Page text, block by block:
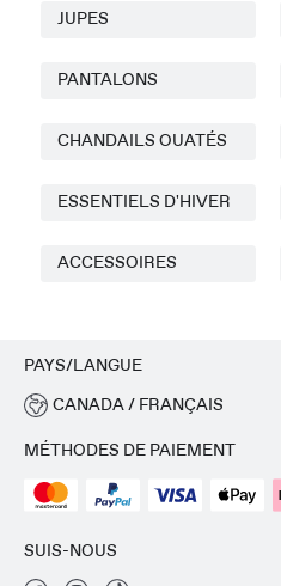
JUPES
PANTALONS
CHANDAILS OUATÉS
ESSENTIELS D'HIVER
ACCESSOIRES
PAYS/LANGUE
CANADA / FRANÇAIS
MÉTHODES DE PAIEMENT
SUIS-NOUS